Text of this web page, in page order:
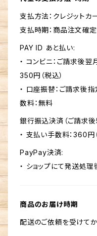
支払方法：クレジットカ
支払時期：商品注文確
PAY ID あと払い:
・ コンビニ：ご請求後翌
350円（税込）
・ 口座振替：ご請求後
数料：無料
銀行振込決済（ご請求後
・ 支払い手数料：360円
PayPay決済:
・ ショップにて発送処
商品のお届け時期
配送のご依頼を受けて